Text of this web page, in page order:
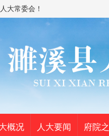
大常委会！
概况 人大要闻 府院